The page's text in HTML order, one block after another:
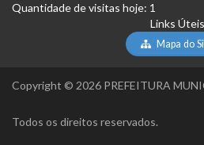
Quantidade de visitas hoje: 1
Links Úteis
Mapa do
Copyright © 2026 PREFEITURA
Todos os direitos reservados.